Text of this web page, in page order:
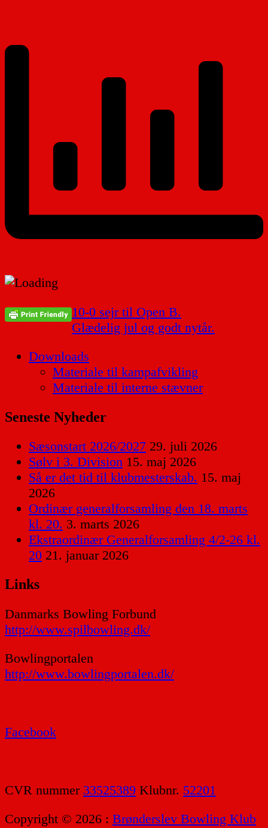
Indlægsnavigation
10-0 sejr til Open B.
Glædelig jul og godt nytår.
Downloads
Materiale til kampafvikling
Materiale til interne stævner
Seneste Nyheder
Sæsonstart 2026/2027 29. juli 2026
Sølv i 3. Division 15. maj 2026
Så er det tid til klubmesterskab. 15. maj
2026
Ordinær generalforsamling den 18. marts
kl. 20. 3. marts 2026
Ekstraordinær Generalforsamling 4/2-26 kl.
20 21. januar 2026
Links
Danmarks Bowling Forbund
http://www.spilbowling.dk/
Bowlingportalen
http://www.bowlingportalen.dk/
Facebook
CVR nummer 33525389 Klubnr. 52201
Copyright © 2026 : Brønderslev Bowling Klub